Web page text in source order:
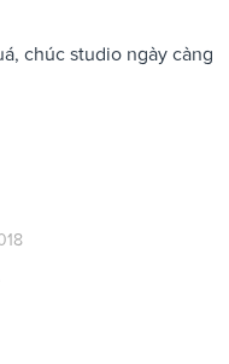
chúc studio ngày càng